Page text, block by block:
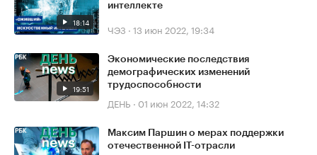
18:14
интеллекте
ЧЭЗ · 13 июн 2022, 19:34
19:51
Экономические последствия
демографических изменений
трудоспособности
ДЕНЬ · 01 июн 2022, 14:32
Максим Паршин о мерах поддержки
отечественной IT-отрасли